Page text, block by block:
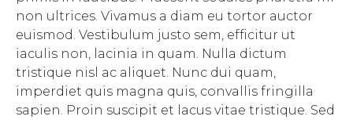
non ultrices. Vivamus a diam eu tortor auctor
euismod. Vestibulum justo sem, efficitur ut
iaculis non, lacinia in quam. Nulla dictum
tristique nisl ac aliquet. Nunc dui quam,
imperdiet quis magna quis, convallis fringilla
sapien. Proin suscipit et lacus vitae tristique. Sed